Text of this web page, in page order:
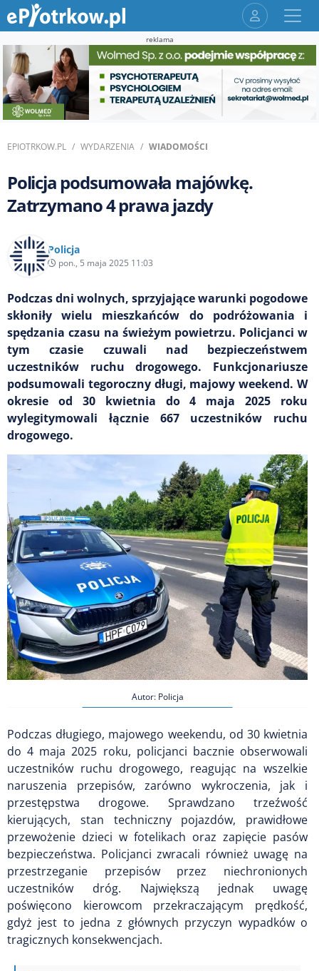
reklama
EPIOTRKOW.PL WYDARZENIA WIADOMOŚCI
Policja podsumowała majówkę.
Zatrzymano 4 prawa jazdy
Policja
pon., 5 maja 2025 11:03
Podczas dni wolnych, sprzyjające warunki pogodowe
skłoniły wielu mieszkańców do podróżowania i
spędzania czasu na świeżym powietrzu. Policjanci w
tym czasie czuwali nad bezpieczeństwem
uczestników ruchu drogowego. Funkcjonariusze
podsumowali tegoroczny długi, majowy weekend. W
okresie od 30 kwietnia do 4 maja 2025 roku
wylegitymowali łącznie 667 uczestników ruchu
drogowego.
Autor: Policja
Podczas długiego, majowego weekendu, od 30 kwietnia
do 4 maja 2025 roku, policjanci bacznie obserwowali
uczestników ruchu drogowego, reagując na wszelkie
naruszenia przepisów, zarówno wykroczenia, jak i
przestępstwa drogowe. Sprawdzano trzeźwość
kierujących, stan techniczny pojazdów, prawidłowe
przewożenie dzieci w fotelikach oraz zapięcie pasów
bezpieczeństwa. Policjanci zwracali również uwagę na
przestrzeganie przepisów przez niechronionych
uczestników dróg. Największą jednak uwagę
poświęcono kierowcom przekraczającym prędkość,
gdyż jest to jedna z głównych przyczyn wypadków o
tragicznych konsekwencjach.